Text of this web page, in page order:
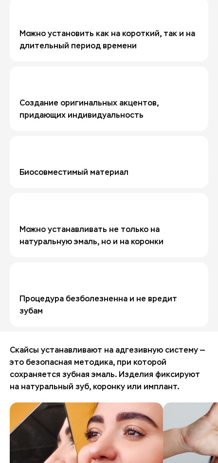
Можно установить как на короткий, так и на
длительный период времени
Создание оригинальных акцентов,
придающих индивидуальность
Биосовместимый материал
Можно устанавливать не только на
натуральную эмаль, но и на коронки
Процедура безболезненна и не вредит
зубам
Скайсы устанавливают на адгезивную систему —
это безопасная методика, при которой
сохраняется зубная эмаль. Изделия фиксируют
на натуральный зуб, коронку или имплант.